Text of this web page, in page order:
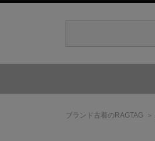
ブランド古着のRAGTAG